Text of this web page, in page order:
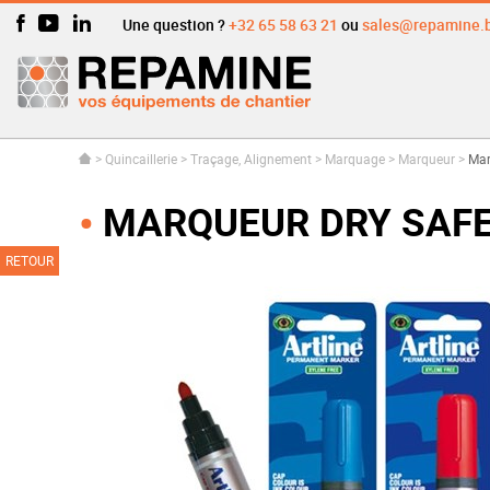
Une question ?+32 65 58 63 21 ou
>Quincaillerie >Traçage, Alignement > Marquage > Marqueur >
MARQUEUR DRY
RETOUR